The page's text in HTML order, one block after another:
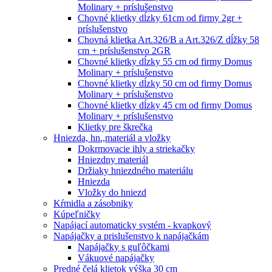
Molinary + príslušenstvo
Chovné klietky dĺzky 61cm od firmy 2gr +
príslušenstvo
Chovná klietka Art.326/B a Art.326/Z dĺžky 58
cm + príslušenstvo 2GR
Chovné klietky dĺzky 55 cm od firmy Domus
Molinary + príslušenstvo
Chovné klietky dĺzky 50 cm od firmy Domus
Molinary + príslušenstvo
Chovné klietky dĺzky 45 cm od firmy Domus
Molinary + príslušenstvo
Klietky pre škrečka
Hniezda, hn.,materiál a vložky
Dokrmovacie ihly a striekačky
Hniezdny materiál
Držiaky hniezdného materiálu
Hniezda
Vložky do hniezd
Kŕmidla a zásobniky
Kúpeľničky
Napájací automaticky systém - kvapkový
Napájačky a prislušenstvo k napájačkám
Napájačky s guľôčkami
Vákuové napájačky
Predné čelá klietok výška 30 cm